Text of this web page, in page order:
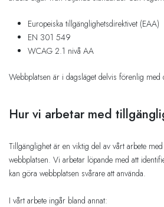
Europeiska tillgänglighetsdirektivet (EAA)
EN 301 549
WCAG 2.1 nivå AA
Webbplatsen är i dagsläget delvis förenlig med
Hur vi arbetar med
Tillgänglighet är en viktig del av vårt arbete
webbplatsen. Vi arbetar löpande med att
kan göra webbplatsen svårare att använda.
I vårt arbete ingår bland annat: